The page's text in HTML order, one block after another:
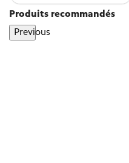
Produits recommandés
Previous